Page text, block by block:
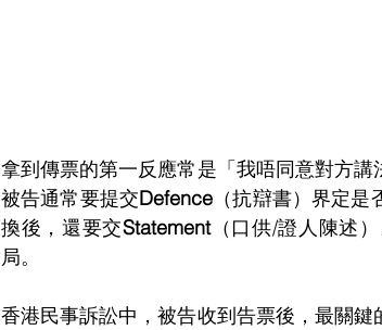
拿到傳票的第一反應常是「我唔同意對方講
被告通常要提交Defence （抗辯書）界定
換後，還要交Statement（口供/證人陳述
局。
香港民事訴訟中，被告收到告票後，最關